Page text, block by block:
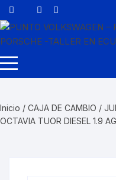
Saltar
al
Inicio / CAJA DE CAMBIO /
OCTAVIA TUOR DIESEL 1.9